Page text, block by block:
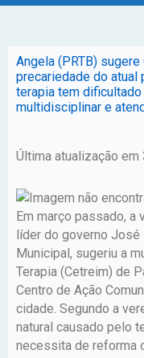
Angela (PRTB)
precariedade do atual
terapia tem
multidisciplinar e
Última atualização
Em março passado, a
líder do governo José
Municipal, sugeriu a
Terapia (Cetreim) de
Centro de Ação
cidade. Segundo a
natural causado pelo
necessita de reforma